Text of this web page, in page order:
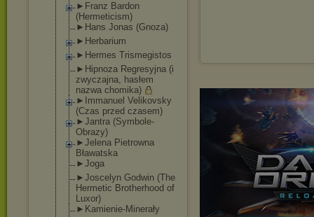
►Franz Bardon
(Hermeticism)
►Hans Jonas (Gnoza)
►Herbarium
►Hermes Trismegistos
►Hipnoza Regresyjna (i
zwyczajna, hasłem
nazwa chomika)
►Immanuel Velikovsky
(Czas przed czasem)
►Jantra (Symbole-
Obrazy)
►Jelena Pietrowna
Bławatska
►Joga
►Joscelyn Godwin (The
Hermetic Brotherhood of
Luxor)
►Kamienie-Minerały